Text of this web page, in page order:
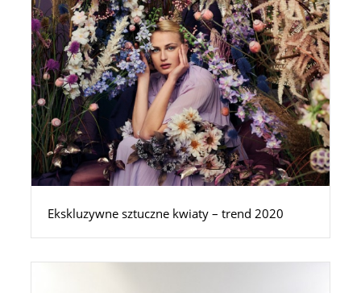
Ekskluzywne sztuczne kwiaty – trend 2020